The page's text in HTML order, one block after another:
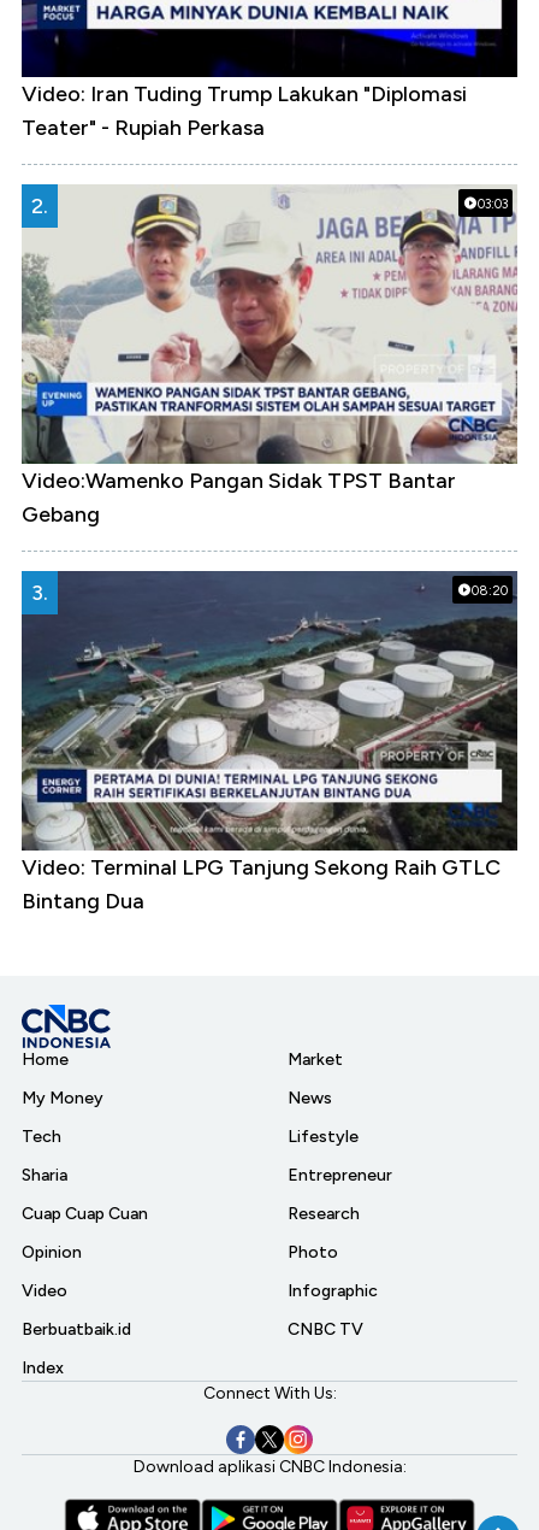
Video: Iran Tuding Trump Lakukan "Diplomasi
Teater" - Rupiah Perkasa
03:03
2.
Video:Wamenko Pangan Sidak TPST Bantar
Gebang
08:20
3.
Video: Terminal LPG Tanjung Sekong Raih GTLC
Bintang Dua
Home
My Money
Tech
Sharia
Cuap Cuap Cuan
Opinion
Video
Berbuatbaik.id
Index
Market
News
Lifestyle
Entrepreneur
Research
Photo
Infographic
CNBC TV
Connect With Us:
Download aplikasi CNBC Indonesia: